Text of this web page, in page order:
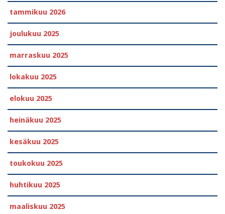
tammikuu 2026
joulukuu 2025
marraskuu 2025
lokakuu 2025
elokuu 2025
heinäkuu 2025
kesäkuu 2025
toukokuu 2025
huhtikuu 2025
maaliskuu 2025